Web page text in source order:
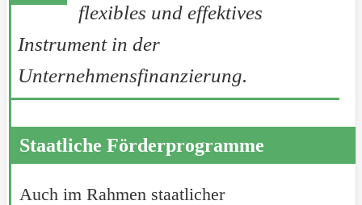
flexibles und effektives
Instrument in der
Unternehmensfinanzierung.
Staatliche Förderprogramme
Auch im Rahmen staatlicher